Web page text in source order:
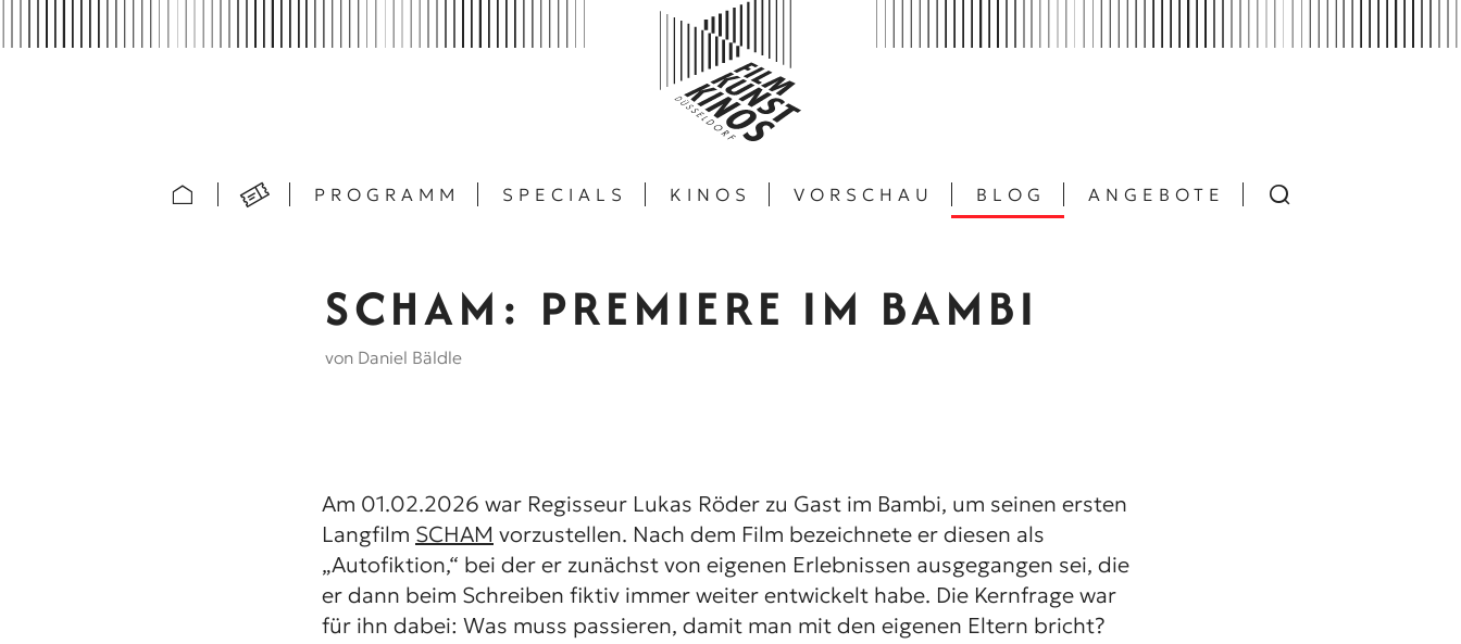
PROGRAMM SPECIALS KINOS VORSCHAU BLOG ANGEBOTE
SCHAM: PREMIERE IM BAMBI
von Daniel Bäldle
Am 01.02.2026 war Regisseur Lukas Röder zu Gast im Bambi, um seinen ersten
Langfilm SCHAM vorzustellen. Nach dem Film bezeichnete er diesen als
„Autofiktion,“ bei der er zunächst von eigenen Erlebnissen ausgegangen sei, die
er dann beim Schreiben fiktiv immer weiter entwickelt habe. Die Kernfrage war
für ihn dabei: Was muss passieren, damit man mit den eigenen Eltern bricht?